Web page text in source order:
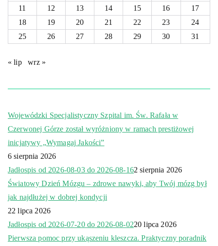
11
12 13 14 15 16
17
18
19 20 21 22 23
24
25
26 27 28 29 30 31
« lip wrz »
Wojewódzki Specjalistyczny Szpital im. Św. Rafała w
Czerwonej Górze został wyróżniony w ramach prestiżowej
inicjatywy „Wymagaj Jakości”
6 sierpnia 2026
Jadłospis od 2026-08-03 do 2026-08-162 sierpnia 2026
Światowy Dzień Mózgu – zdrowe nawyki, aby Twój mózg był
jak najdłużej w dobrej kondycji
22 lipca 2026
Jadłospis od 2026-07-20 do 2026-08-0220 lipca 2026
Pierwsza pomoc przy ukąszeniu kleszcza. Praktyczny poradnik